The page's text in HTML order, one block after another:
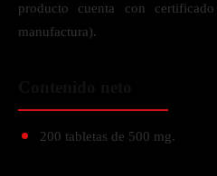
producto cuenta con
manufactura).
200 tabletas de 500 mg.